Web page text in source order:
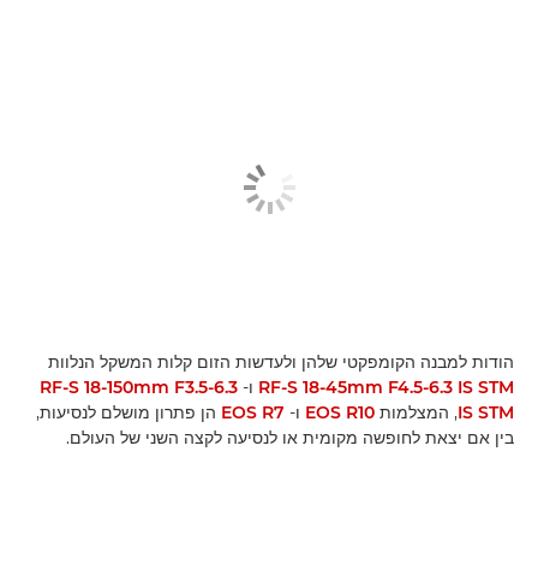
הודות למבנה הקומפקטי שלהן ולעדשות הזום קלות המשקל הנלוות
RF-S 18-45mm F4.5-6.3 IS STM ו- RF-S 18-150mm F3.5-6.3
IS STM‏, המצלמות EOS R10 ו- EOS R7 הן פתרון מושלם לנסיעות,
בין אם יצאת לחופשה מקומית או לנסיעה לקצה השני של העולם.